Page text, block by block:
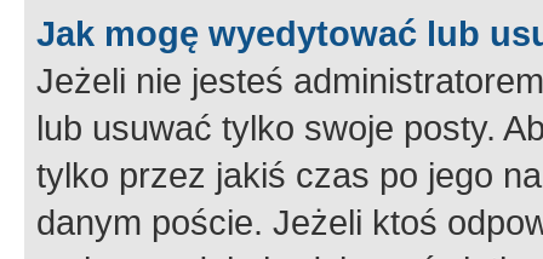
Jak mogę wyedytować lub
Jeżeli nie jesteś
lub usuwać tylko swoje posty.
tylko przez jakiś czas po jego
danym poście. Jeżeli ktoś